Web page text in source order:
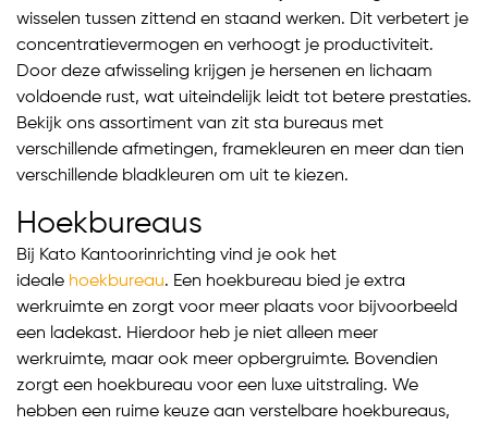
wisselen tussen zittend en staand werken. Dit verbetert je
concentratievermogen en verhoogt je productiviteit.
Door deze afwisseling krijgen je hersenen en lichaam
voldoende rust, wat uiteindelijk leidt tot betere prestaties.
Bekijk ons assortiment van zit sta bureaus met
verschillende afmetingen, framekleuren en meer dan tien
verschillende bladkleuren om uit te kiezen.
Hoekbureaus
Bij Kato Kantoorinrichting vind je ook het
ideale hoekbureau. Een hoekbureau bied je extra
werkruimte en zorgt voor meer plaats voor bijvoorbeeld
een ladekast. Hierdoor heb je niet alleen meer
werkruimte, maar ook meer opbergruimte. Bovendien
zorgt een hoekbureau voor een luxe uitstraling. We
hebben een ruime keuze aan verstelbare hoekbureaus,